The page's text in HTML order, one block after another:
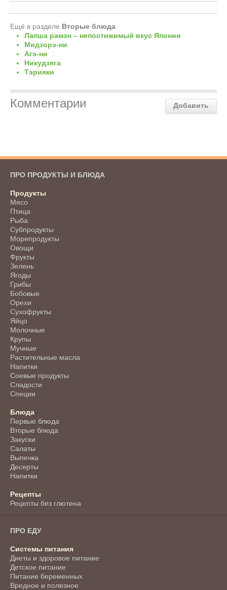
Ещё в разделе Вторые блюда
Лапша рамэн – непостижимый вкус Японии
Мидзорэ-ни
Агэ-ни
Никудзяга
Тэрияки
Добавить
Комментарии
ПРО ПРОДУКТЫ И БЛЮДА
Продукты
Мясо
Птица
Рыба
Субпродукты
Морепродукты
Овощи
Фрукты
Зелень
Ягоды
Грибы
Бобовые
Орехи
Сухофрукты
Яйцо
Молочные
Крупы
Мучные
Растительные масла
Напитки
Соевые продукты
Сладости
Специи
Блюда
Первые блюда
Вторые блюда
Закуски
Салаты
Выпечка
Десерты
Напитки
Рецепты
Рецепты без глютена
ПРО ЕДУ
Системы питания
Диеты и здоровое питание
Детское питание
Питание беременных
Вредное и полезное